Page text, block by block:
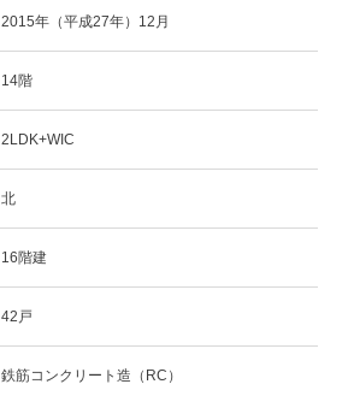
2015年（平成27年）12月
14階
2LDK+WIC
北
16階建
42戸
鉄筋コンクリート造（RC）